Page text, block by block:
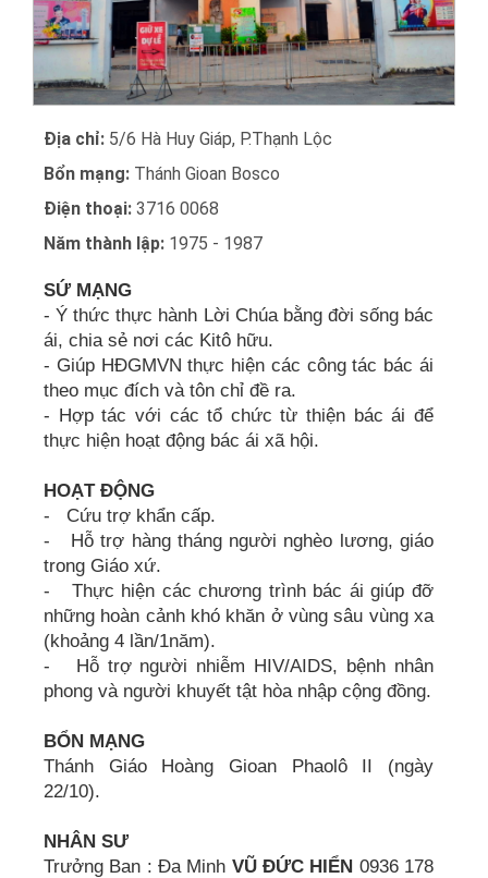
Địa chỉ: 5/6 Hà Huy Giáp, P.Thạnh Lộc
Bổn mạng: Thánh Gioan Bosco
Điện thoại: 3716 0068
Năm thành lập: 1975 - 1987
SỨ MẠNG
- Ý thức thực hành Lời Chúa bằng đời sống bác
ái, chia sẻ nơi các Kitô hữu.
- Giúp HĐGMVN thực hiện các công tác bác ái
theo mục đích và tôn chỉ đề ra.
- Hợp tác với các tổ chức từ thiện bác ái để
thực hiện hoạt động bác ái xã hội.
HOẠT ĐỘNG
- Cứu trợ khẩn cấp.
- Hỗ trợ hàng tháng người nghèo lương, giáo
trong Giáo xứ.
- Thực hiện các chương trình bác ái giúp đỡ
những hoàn cảnh khó khăn ở vùng sâu vùng xa
(khoảng 4 lần/1năm).
- Hỗ trợ người nhiễm HIV/AIDS, bệnh nhân
phong và người khuyết tật hòa nhập cộng đồng.
BỔN MẠNG
Thánh Giáo Hoàng Gioan Phaolô II (ngày
22/10).
NHÂN SƯ
Trưởng Ban : Đa Minh VŨ ĐỨC HIỂN 0936 178